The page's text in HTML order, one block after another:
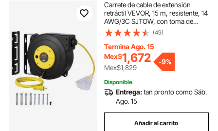
Carrete de cable de extensión
retráctil VEVOR, 15 m, resistente, 14
AWG/3C SJTOW, con toma de
corriente triple iluminada, disyuntor
de 13 A, soporte giratorio de 180°
para montaje en techo o pared.
(49)
Termina Ago. 15
Mex$1,672
Mex$1,829
-9%
Disponible
Entrega:tan pronto como Sáb.
Ago. 15
Añadir al carrito